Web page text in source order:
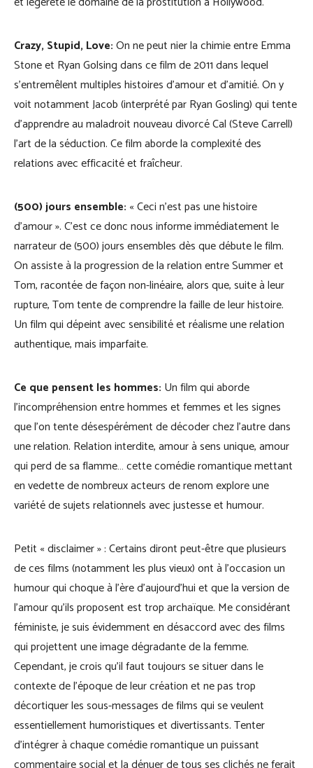
Crazy, Stupid, Love:On ne peut nier la chimie entre Emma
Stone et Ryan Golsing dans ce film de 2011 dans lequel
s’entremêlent multiples histoires d’amour et d’amitié. On y
voit notamment Jacob (interprété par Ryan Gosling) qui tente
d’apprendre au maladroit nouveau divorcé Cal (Steve Carrell)
l’art de la séduction. Ce film aborde la complexité des
relations avec efficacité et fraîcheur.
(500) jours ensemble: « Ceci n’est pas une histoire
d’amour ». C’est ce donc nous informe immédiatement le
narrateur de (500) jours ensembles dès que débute le film.
On assiste à la progression de la relation entre Summer et
Tom, racontée de façon non-linéaire, alors que, suite à leur
rupture, Tom tente de comprendre la faille de leur histoire.
Un film qui dépeint avec sensibilité et réalisme une relation
authentique, mais imparfaite.
Ce que pensent les hommes: Un film qui aborde
l’incompréhension entre hommes et femmes et les signes
que l’on tente désespérément de décoder chez l’autre dans
une relation. Relation interdite, amour à sens unique, amour
qui perd de sa flamme… cette comédie romantique mettant
en vedette de nombreux acteurs de renom explore une
variété de sujets relationnels avec justesse et humour.
Petit « disclaimer » : Certains diront peut-être que plusieurs
de ces films (notamment les plus vieux) ont à l’occasion un
humour qui choque à l’ère d’aujourd’hui et que la version de
l’amour qu’ils proposent est trop archaïque. Me considérant
féministe, je suis évidemment en désaccord avec des films
qui projettent une image dégradante de la femme.
Cependant, je crois qu’il faut toujours se situer dans le
contexte de l’époque de leur création et ne pas trop
décortiquer les sous-messages de films qui se veulent
essentiellement humoristiques et divertissants. Tenter
d’intégrer à chaque comédie romantique un puissant